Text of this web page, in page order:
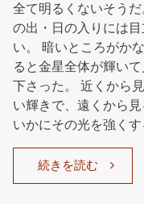
全て明るくないそう
の出・日の入りには
い。 暗いところがか
ると金星全体が輝い
下さった。 近くから
い輝きで、遠くから
いかにその光を強く
続きを読む